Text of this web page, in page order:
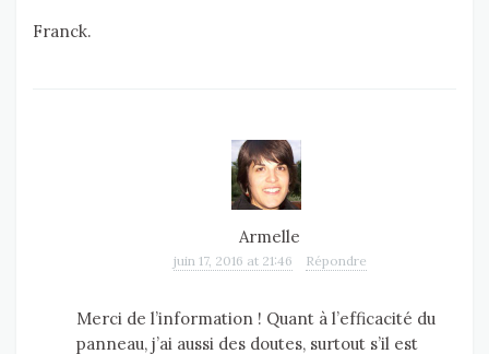
Franck.
Armelle
juin 17, 2016 at 21:46 Répondre
Merci de l’information ! Quant à l’efficacité du
panneau, j’ai aussi des doutes, surtout s’il est